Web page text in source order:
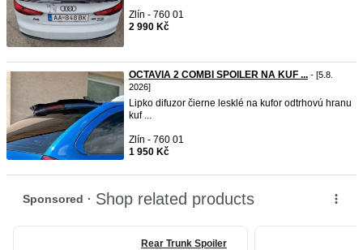
Zlín - 760 01
2 990 Kč
OCTAVIA 2 COMBI SPOILER NA KUF ... - [5.8.
2026]
Lipko difuzor čierne lesklé na kufor odtrhovú hranu
kuf ...
Zlín - 760 01
1 950 Kč